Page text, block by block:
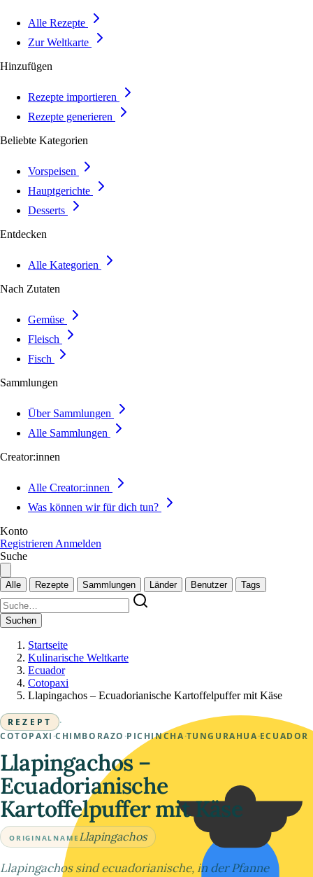
Alle Rezepte
Zur Weltkarte
Hinzufügen
Rezepte importieren
Rezepte generieren
Beliebte Kategorien
Vorspeisen
Hauptgerichte
Desserts
Entdecken
Alle Kategorien
Nach Zutaten
Gemüse
Fleisch
Fisch
Sammlungen
Über Sammlungen
Alle Sammlungen
Creator:innen
Alle Creator:innen
Was können wir für dich tun?
Konto
Registrieren Anmelden
Suche
Alle Rezepte Sammlungen Länder Benutzer Tags
Suchen
Startseite
Kulinarische Weltkarte
Ecuador
Cotopaxi
Llapingachos – Ecuadorianische Kartoffelpuffer mit Käse
REZEPT
·
COTOPAXI ·CHIMBORAZO ·PICHINCHA ·TUNGURAHUA ·ECUADOR
Llapingachos –
Ecuadorianische
Kartoffelpuffer mit Käse
ORIGINALNAME Llapingachos
Llapingachos sind ecuadorianische, in der Pfanne